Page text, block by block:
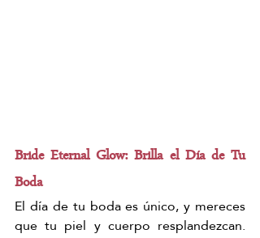
Bride Eternal Glow: Brilla el Día de Tu
Boda
El día de tu boda es único, y mereces
que tu piel y cuerpo resplandezcan.